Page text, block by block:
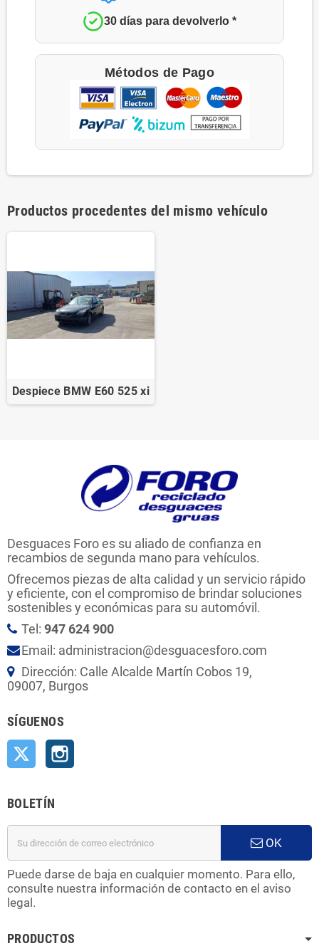
30 días para devolverlo *
Métodos de Pago
Productos procedentes del mismo vehículo
Despiece BMW E60 525 xi
Desguaces Foro es su aliado de confianza en
recambios de segunda mano para vehículos.
Ofrecemos piezas de alta calidad y un servicio rápido
y eficiente, con el compromiso de brindar soluciones
sostenibles y económicas para su automóvil.
Tel: 947 624 900
Email: administracion@desguacesforo.com
Dirección: Calle Alcalde Martín Cobos 19,
09007, Burgos
SÍGUENOS
Twitter
BOLETÍN
OK
Puede darse de baja en cualquier momento. Para ello,
consulte nuestra información de contacto en el aviso
legal.
PRODUCTOS